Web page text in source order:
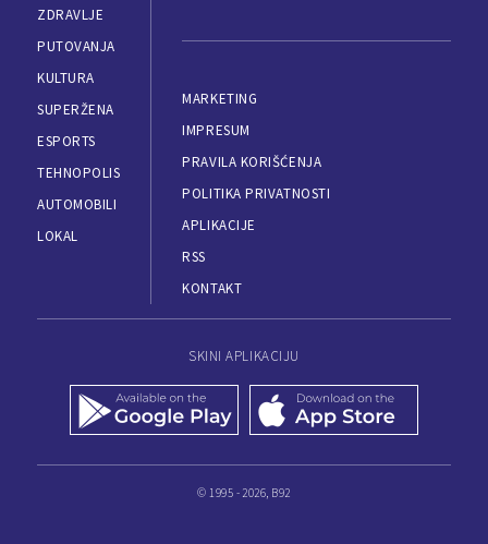
ZDRAVLJE
PUTOVANJA
KULTURA
SUPERŽENA
ESPORTS
TEHNOPOLIS
AUTOMOBILI
LOKAL
MARKETING
IMPRESUM
PRAVILA KORIŠĆENJA
POLITIKA PRIVATNOSTI
APLIKACIJE
RSS
KONTAKT
SKINI APLIKACIJU
© 1995 - 2026, B92